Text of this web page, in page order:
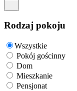
Rodzaj pokoju
Wszystkie
Pokój gościnny
Dom
Mieszkanie
Pensjonat